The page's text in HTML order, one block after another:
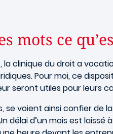
mots ce
clinique du droit a
Pour moi, ce
seront utiles pour leurs
se voient ainsi confier de
délai d’un mois est